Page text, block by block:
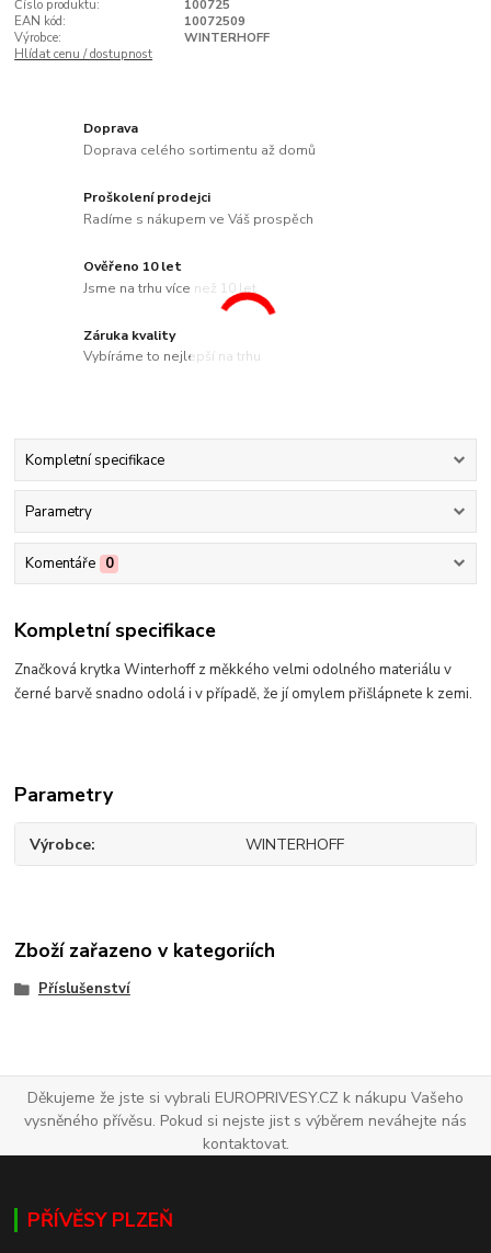
Číslo produktu:
100725
EAN kód:
10072509
Výrobce:
WINTERHOFF
Hlídat cenu / dostupnost
Doprava
Doprava celého sortimentu až domů
Proškolení prodejci
Radíme s nákupem ve Váš prospěch
Ověřeno 10 let
Jsme na trhu více než 10 let
Záruka kvality
Vybíráme to nejlepší na trhu
Kompletní specifikace
Parametry
Komentáře 0
Kompletní specifikace
Značková krytka Winterhoff z měkkého velmi odolného materiálu v
černé barvě snadno odolá i v případě, že jí omylem přišlápnete k zemi.
Parametry
Výrobce WINTERHOFF
Zboží zařazeno v kategoriích
Příslušenství
Děkujeme že jste si vybrali EUROPRIVESY.CZ k nákupu Vašeho
vysněného přívěsu. Pokud si nejste jist s výběrem neváhejte nás
kontaktovat.
PŘÍVĚSY PLZEŇ